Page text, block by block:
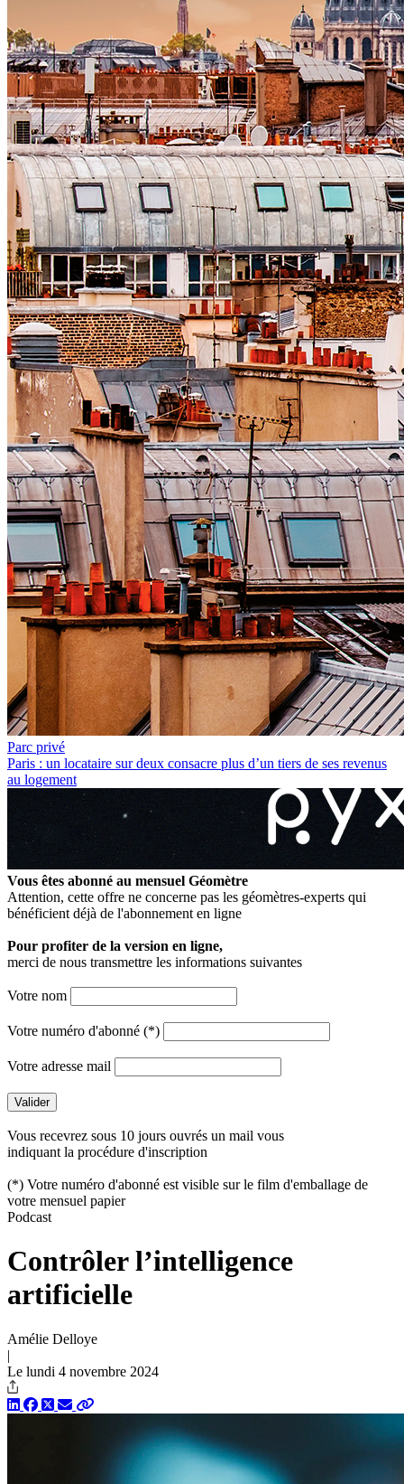
Parc privé
Paris : un locataire sur deux consacre plus d’un tiers de ses revenus
au logement
Vous êtes abonné au mensuel Géomètre
Attention, cette offre ne concerne pas les géomètres-experts qui
bénéficient déjà de l'abonnement en ligne
Pour profiter de la version en ligne,
merci de nous transmettre les informations suivantes
Votre nom
Votre numéro d'abonné (*)
Votre adresse mail
Vous recevrez sous 10 jours ouvrés un mail vous
indiquant la procédure d'inscription
(*) Votre numéro d'abonné est visible sur le film d'emballage de
votre mensuel papier
Podcast
Contrôler l’intelligence
artificielle
Amélie Delloye
|
Le lundi 4 novembre 2024